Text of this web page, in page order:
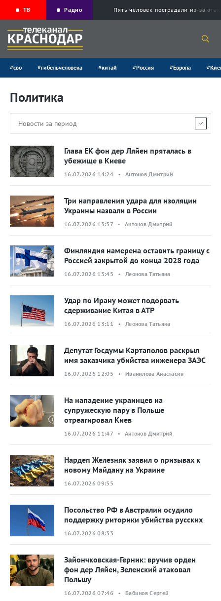
ТВ Радио Пять человек пострадали из-за
#сво #гибельчеловека #китай #Россия #Европа
Политика
Глава ЕК фон дер Ляйен пряталась в
убежище в Киеве
16.07.2026 14:24 • Антонов Дмитрий
Три направления удара для изоляции
Украины назвали в России
16.07.2026 13:57 • Антонов Дмитрий
Финляндия намерена оставить границу с
Россией закрытой до конца 2028 года
16.07.2026 13:45 • Леонова Татьяна
Удар по Ирану может подорвать
сдерживание Китая в АТР
16.07.2026 13:11 • Леонова Татьяна
Депутат Госдумы Картаполов раскрыл
имя заказчика убийства инженера ЗАЭС
16.07.2026 12:05 • Иванилова Анастасия
На нападение украинцев на
супружескую пару в Польше
отреагировал Киев
16.07.2026 11:47 • Антонов Дмитрий
Нардеп Железняк заявил о призывах к
новому Майдану на Украине
16.07.2026 09:55
Посольство РФ в Австралии осудило
поддержку риторики убийства русских
16.07.2026 08:33
Зайончковская-Герник: вручив орден
фон дер Ляйен, Зеленский атаковал
Польшу
16.07.2026 07:46 • Бабинов Сергей